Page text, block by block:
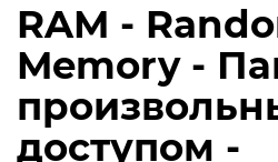
RAM -
Memory -
доступом -